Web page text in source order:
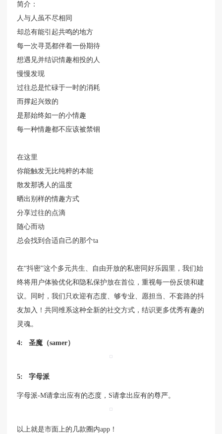
简介：
人与人虽不尽相同
却总有能引起共鸣的地方
每一次寻觅都伴着一份期待
想遇见并结识情趣相投的人
慢慢发现
过往总是忙碌于一时的消耗
而撑起兴致的
是那始终如一的小情趣
每一种情趣都不应该被禁锢
在这里
你能触发无比纯粹的本能
散发那诱人的温度
晒出别样的情趣方式
分享过往的点滴
随心而动
总会找到合适自己的那个ta
在“抖密”这个多元共生、自由开放的私密同好乐园里，我们始
终将用户体验优化和隐私保护放在首位，重视每一份反馈和建
议。同时，我们只欢迎有态度、够专业、愿担当、不套路的抖
友加入！共同维系这种全新的社交方式，结识更多优秀有趣的
灵魂。
4: 圣魔（samer）
5: 字母派
字母派-M请拿出应有的态度，S请拿出应有的尊严。
以上就是市面上的几款圈内app！